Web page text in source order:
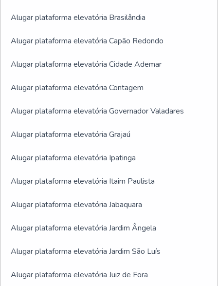
Alugar plataforma elevatória Brasilândia
Alugar plataforma elevatória Capão Redondo
Alugar plataforma elevatória Cidade Ademar
Alugar plataforma elevatória Contagem
Alugar plataforma elevatória Governador Valadares
Alugar plataforma elevatória Grajaú
Alugar plataforma elevatória Ipatinga
Alugar plataforma elevatória Itaim Paulista
Alugar plataforma elevatória Jabaquara
Alugar plataforma elevatória Jardim Ângela
Alugar plataforma elevatória Jardim São Luís
Alugar plataforma elevatória Juiz de Fora